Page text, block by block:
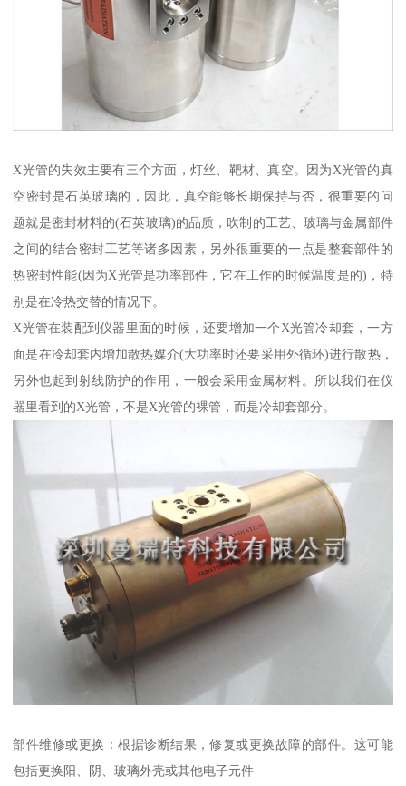
X光管的失效主要有三个方面，灯丝、靶材、真空。因为X光管的真
空密封是石英玻璃的，因此，真空能够长期保持与否，很重要的问
题就是密封材料的(石英玻璃)的品质，吹制的工艺、玻璃与金属部件
之间的结合密封工艺等诸多因素，另外很重要的一点是整套部件的
热密封性能(因为X光管是功率部件，它在工作的时候温度是的)，特
别是在冷热交替的情况下。
X光管在装配到仪器里面的时候，还要增加一个X光管冷却套，一方
面是在冷却套内增加散热媒介(大功率时还要采用外循环)进行散热，
另外也起到射线防护的作用，一般会采用金属材料。所以我们在仪
器里看到的X光管，不是X光管的裸管，而是冷却套部分。
部件维修或更换：根据诊断结果，修复或更换故障的部件。这可能
包括更换阳、阴、玻璃外壳或其他电子元件